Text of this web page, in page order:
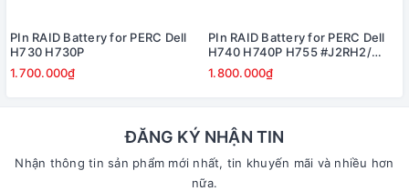
PIn RAID Battery for PERC Dell
H730 H730P
1.700.000₫
PIn RAID Battery for PERC Dell
H740 H740P H755 #J2RH2/
NWJ48
1.800.000₫
ĐĂNG KÝ NHẬN TIN
Nhận thông tin sản phẩm mới nhất, tin khuyến mãi và nhiều hơn
nữa.